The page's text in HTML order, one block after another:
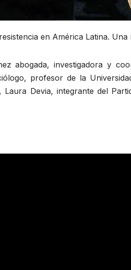
en América Latina. Una
abogada, investigadora y
profesor de la
Devia, integrante del